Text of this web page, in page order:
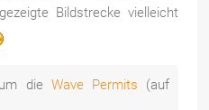
Bildstrecke vielleicht
die Wave Permits (auf